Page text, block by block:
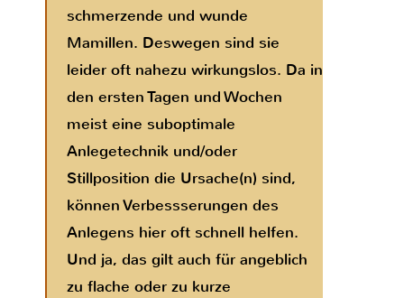
schmerzende und wunde
Mamillen. Deswegen sind sie
leider oft nahezu wirkungslos. Da in
den ersten Tagen und Wochen
meist eine suboptimale
Anlegetechnik und/oder
Stillposition die Ursache(n) sind,
können Verbessserungen des
Anlegens hier oft schnell helfen.
Und ja, das gilt auch für angeblich
zu flache oder zu kurze